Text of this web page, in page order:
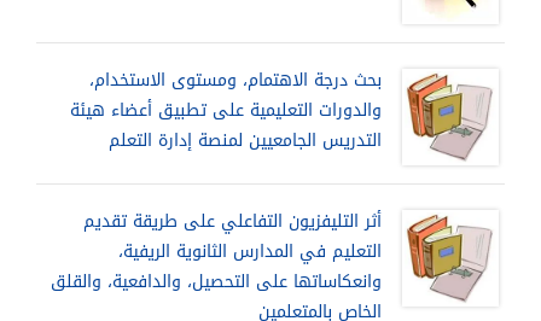
بحث درجة الاهتمام، ومستوى الاستخدام،
والدورات التعليمية على تطبيق أعضاء هيئة
التدريس الجامعيين لمنصة إدارة التعلم
أثر التليفزيون التفاعلي على طريقة تقديم
التعليم في المدارس الثانوية الريفية،
وانعكاساتها على التحصيل، والدافعية، والقلق
الخاص بالمتعلمين